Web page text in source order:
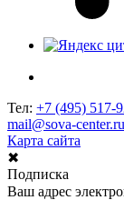
Тел: +7 (495) 517-
mail@sova-center.ru
Карта сайта
✖
Подписка
Ваш адрес